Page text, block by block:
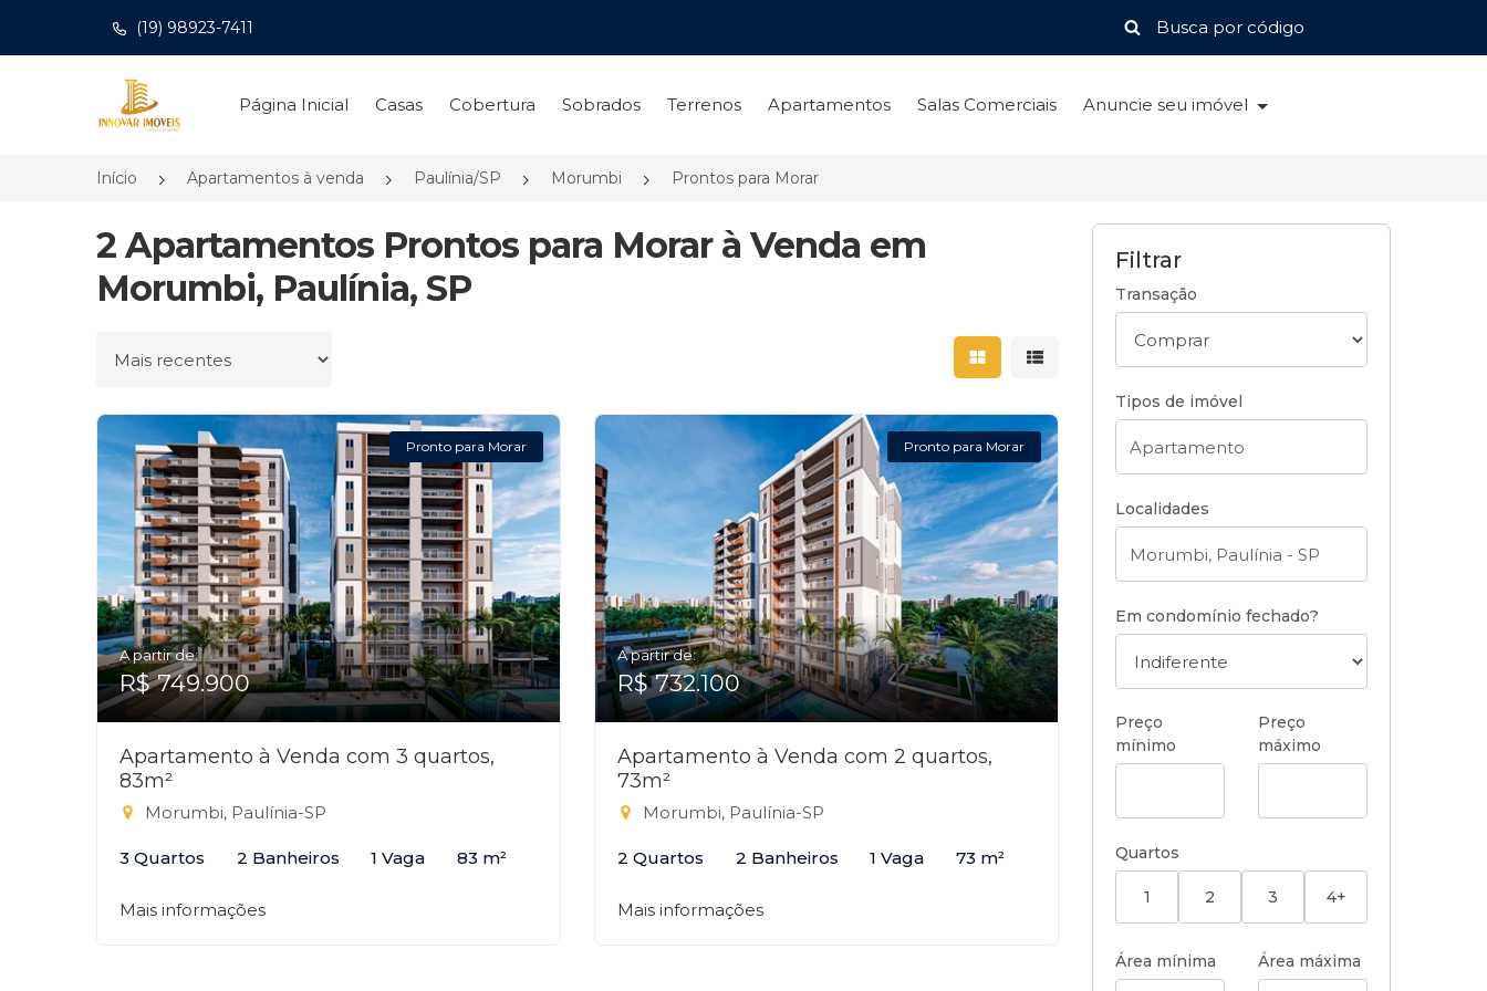
(19) 98923-7411
Página inicial
Página Inicial Casas Cobertura Sobrados Terrenos Apartamentos Salas Comerciais Anuncie seu imóvel
Início Apartamentos à venda Paulínia/SP Morumbi Prontos para Morar
2 Apartamentos Prontos para Morar à Venda em
Morumbi, Paulínia, SP
Ordenar por Mostrar resultados em grade
Mostrar resultados em lista
Pronto para Morar
A partir de:
R$ 749.900
Apartamento à Venda com 3 quartos,
83m²
Morumbi, Paulínia-SP
3 Quartos 2 Banheiros 1 Vaga 83 m²
Mais informações
Pronto para Morar
A partir de:
R$ 732.100
Apartamento à Venda com 2 quartos,
73m²
Morumbi, Paulínia-SP
2 Quartos 2 Banheiros 1 Vaga 73 m²
Mais informações
Filtrar
Transação
Tipos de imóvel
Localidades
Em condomínio fechado?
Preço
mínimo
Preço
máximo
Quartos
1 2 3 4+
Área mínima Área máxima